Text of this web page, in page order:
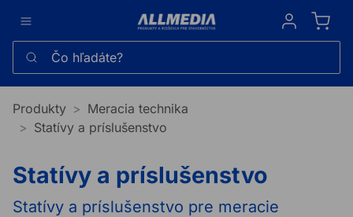
Sign in
Čo hľadáte?
Produkty
Meracia technika
Statívy a príslušenstvo
Statívy a príslušenstvo
Statívy a príslušenstvo pre meracie